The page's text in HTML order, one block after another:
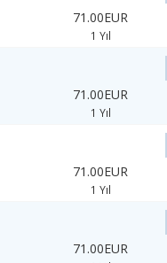
71.00EUR
1 Yıl
71.00EUR
1 Yıl
71.00EUR
1 Yıl
71.00EUR